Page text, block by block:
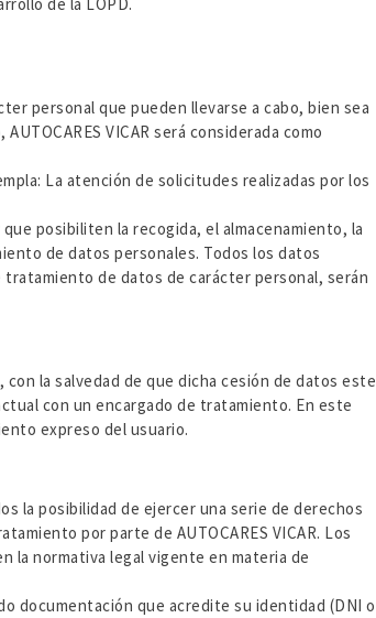
de la LOPD.
personal que pueden llevarse a cabo, bien sea
VICAR será considerada como
La atención de solicitudes realizadas por los
posibiliten la recogida, el almacenamiento, la
de datos personales. Todos los datos
tratamiento de datos de carácter personal, serán
con la salvedad de que dicha cesión de datos este
con un encargado de tratamiento. En este
expreso del usuario.
la posibilidad de ejercer una serie de derechos
por parte de AUTOCARES VICAR. Los
la normativa legal vigente en materia de
documentación que acredite su identidad (DNI o